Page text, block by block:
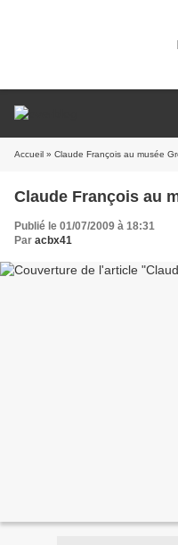
Accueil » Claude François au musée
Claude François au
Publié le 01/07/2009 à 18:31
Par acbx41